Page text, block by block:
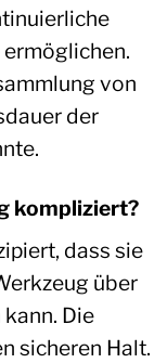
von
der
kompliziert?
dass sie
über
Die
sicheren Halt.